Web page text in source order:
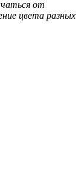
от
цвета разных